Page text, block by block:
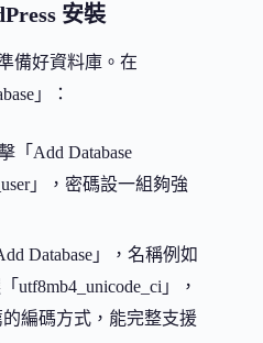
安裝
備好資料庫。在
」：
「Add Database
」，密碼設一組夠強
Database」，名稱例如
utf8mb4_unicode_ci」，
的編碼方式，能完整支援